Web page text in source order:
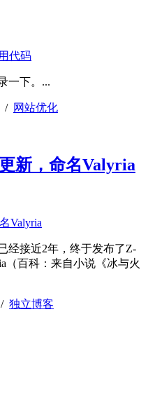
一下。...
/ 网站优化
新，命名Valyria
经接近2年，终于发布了Z-
（百科：来自小说《冰与火
/ 独立博客